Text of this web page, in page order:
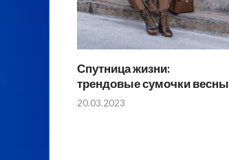
Спутница жизни:
трендовые сумочки весны
20.03.2023